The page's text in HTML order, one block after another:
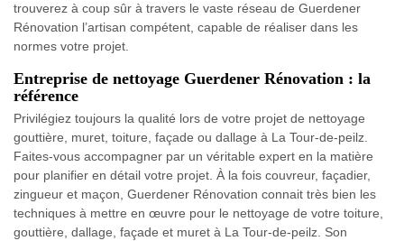
trouverez à coup sûr à travers le vaste réseau de Guerdener
Rénovation l’artisan compétent, capable de réaliser dans les
normes votre projet.
Entreprise de nettoyage Guerdener Rénovation : la
référence
Privilégiez toujours la qualité lors de votre projet de nettoyage
gouttière, muret, toiture, façade ou dallage à La Tour-de-peilz.
Faites-vous accompagner par un véritable expert en la matière
pour planifier en détail votre projet. À la fois couvreur, façadier,
zingueur et maçon, Guerdener Rénovation connait très bien les
techniques à mettre en œuvre pour le nettoyage de votre toiture,
gouttière, dallage, façade et muret à La Tour-de-peilz. Son